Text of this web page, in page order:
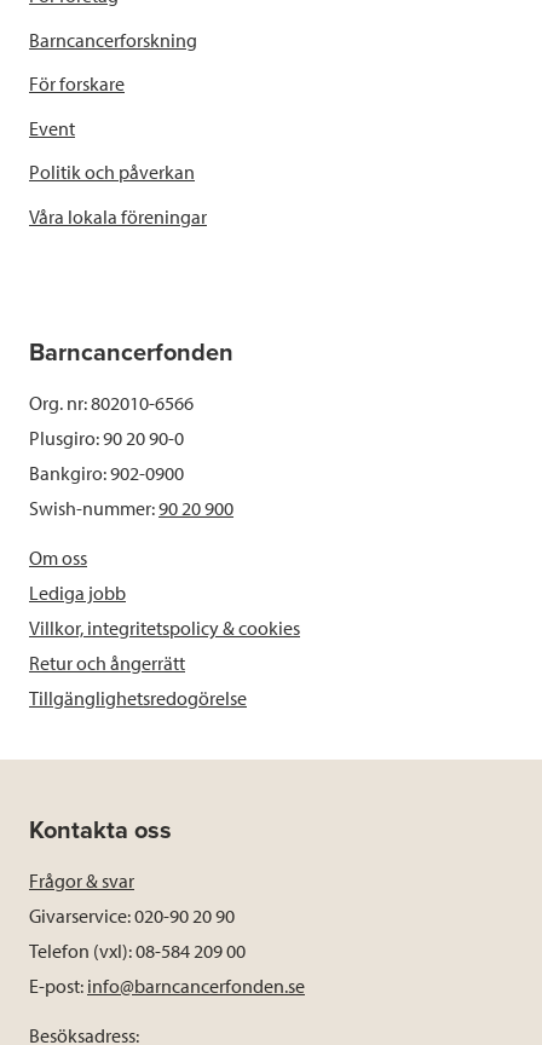
Barncancerforskning
För forskare
Event
Politik och påverkan
Våra lokala föreningar
Barncancerfonden
Org. nr: 802010-6566
Plusgiro: 90 20 90-0
Bankgiro: 902-0900
Swish-nummer:90 20 900
Om oss
Lediga jobb
Villkor, integritetspolicy & cookies
Retur och ångerrätt
Tillgänglighetsredogörelse
Kontakta oss
Frågor & svar
Givarservice: 020-90 20 90
Telefon (vxl): 08-584 209 00
E-post: info@barncancerfonden.se
Besöksadress: